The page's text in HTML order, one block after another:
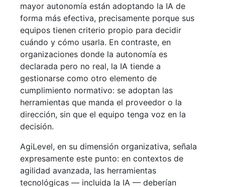
mayor autonomía están adoptando la IA de
forma más efectiva, precisamente porque sus
equipos tienen criterio propio para decidir
cuándo y cómo usarla. En contraste, en
organizaciones donde la autonomía es
declarada pero no real, la IA tiende a
gestionarse como otro elemento de
cumplimiento normativo: se adoptan las
herramientas que manda el proveedor o la
dirección, sin que el equipo tenga voz en la
decisión.
AgiLevel, en su dimensión organizativa, señala
expresamente este punto: en contextos de
agilidad avanzada, las herramientas
tecnológicas — incluida la IA — deberían